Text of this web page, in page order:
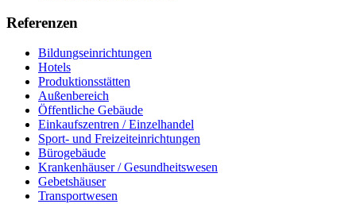
Referenzen
Bildungseinrichtungen
Hotels
Produktionsstätten
Außenbereich
Öffentliche Gebäude
Einkaufszentren / Einzelhandel
Sport- und Freizeiteinrichtungen
Bürogebäude
Krankenhäuser / Gesundheitswesen
Gebetshäuser
Transportwesen